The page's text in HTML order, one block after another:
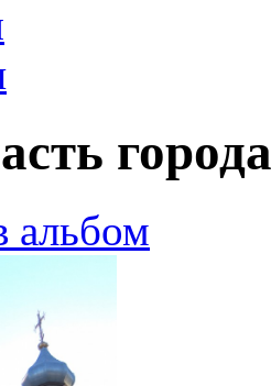
альбом